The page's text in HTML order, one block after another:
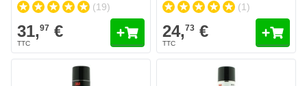
(19)
31,97 €
(1)
24,73 €